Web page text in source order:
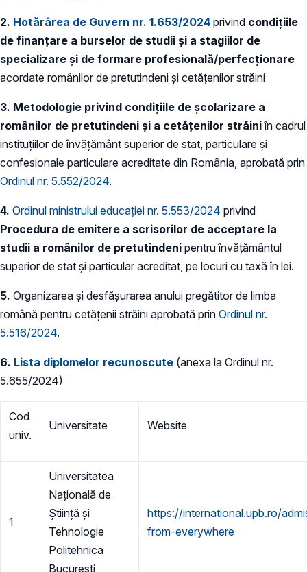
2. Hotărârea de Guvern nr. 1.653/2024 privind condițiile
de finanțare a burselor de studii și a stagiilor de
specializare și de formare profesională/perfecționare
acordate românilor de pretutindeni și cetățenilor străini
3. Metodologie privind condițiile de școlarizare a
românilor de pretutindeni și a cetățenilor străiniîn cadrul
instituțiilor de învățământ superior de stat, particulare și
confesionale particulare acreditate din România, aprobată prin
Ordinul nr. 5.552/2024.
4. Ordinul ministrului educației nr. 5.553/2024 privind
Procedura de emitere a scrisorilor de acceptare la
studii a românilor de pretutindeni pentru învățământul
superior de stat și particular acreditat, pe locuri cu taxă în lei.
5. Organizarea și desfășurarea anului pregătitor de limba
română pentru cetățenii străini aprobată prin Ordinul nr.
5.516/2024.
6. Lista diplomelor recunoscute (anexa la Ordinul nr.
5.655/2024)
Cod
univ.
Universitate Website
1
Universitatea
Națională de
Știință și
Tehnologie
Politehnica
București
https://international.upb.ro/
from-everywhere